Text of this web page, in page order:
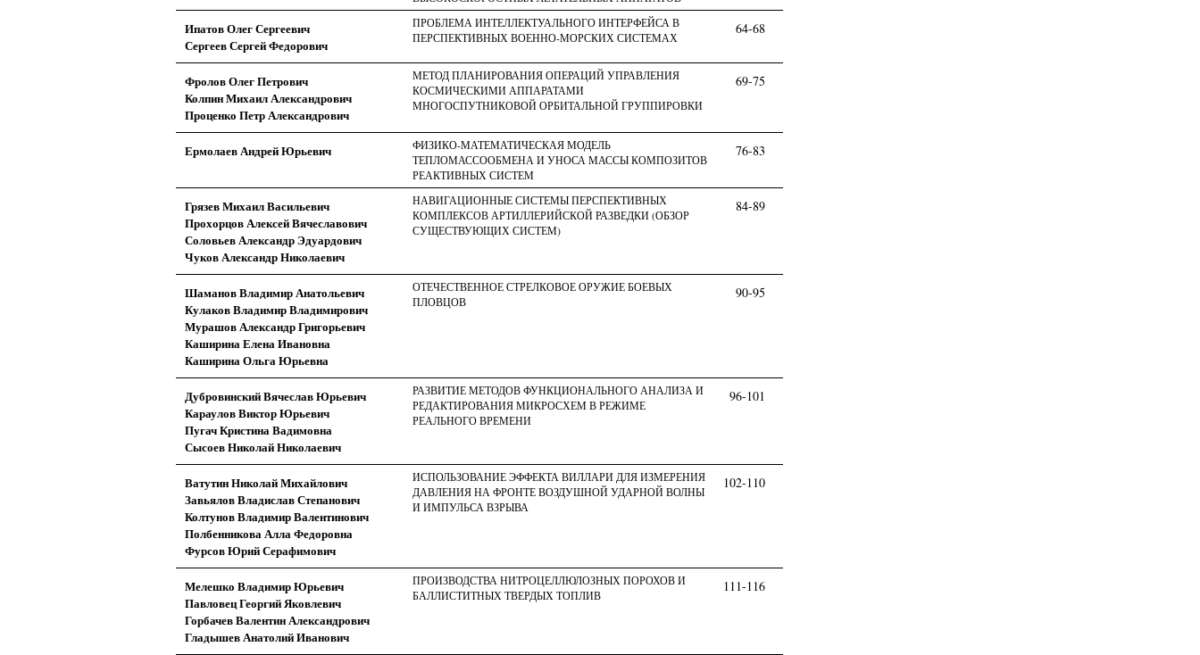
Ипатов Олег Сергеевич
Сергеев Сергей Федорович
ПРОБЛЕМА ИНТЕЛЛЕКТУАЛЬНОГО ИНТЕРФЕЙСА В
ПЕРСПЕКТИВНЫХ ВОЕННО-МОРСКИХ СИСТЕМАХ
64-68
Фролов Олег Петрович
Колпин Михаил Александрович
Проценко Петр Александрович
МЕТОД ПЛАНИРОВАНИЯ ОПЕРАЦИЙ УПРАВЛЕНИЯ
КОСМИЧЕСКИМИ АППАРАТАМИ
МНОГОСПУТНИКОВОЙ ОРБИТАЛЬНОЙ ГРУППИРОВКИ
69-75
Ермолаев Андрей Юрьевич
ФИЗИКО-МАТЕМАТИЧЕСКАЯ МОДЕЛЬ
ТЕПЛОМАССООБМЕНА И УНОСА МАССЫ КОМПОЗИТОВ
РЕАКТИВНЫХ СИСТЕМ
76-83
Грязев Михаил Васильевич
Прохорцов Алексей Вячеславович
Соловьев Александр Эдуардович
Чуков Александр Николаевич
НАВИГАЦИОННЫЕ СИСТЕМЫ ПЕРСПЕКТИВНЫХ
КОМПЛЕКСОВ АРТИЛЛЕРИЙСКОЙ РАЗВЕДКИ (ОБЗОР
СУЩЕСТВУЮЩИХ СИСТЕМ)
84-89
Шаманов Владимир Анатольевич
Кулаков Владимир Владимирович
Мурашов Александр Григорьевич
Каширина Елена Ивановна
Каширина Ольга Юрьевна
ОТЕЧЕСТВЕННОЕ СТРЕЛКОВОЕ ОРУЖИЕ БОЕВЫХ
ПЛОВЦОВ
90-95
Дубровинский Вячеслав Юрьевич
Караулов Виктор Юрьевич
Пугач Кристина Вадимовна
Сысоев Николай Николаевич
РАЗВИТИЕ МЕТОДОВ ФУНКЦИОНАЛЬНОГО АНАЛИЗА И
РЕДАКТИРОВАНИЯ МИКРОСХЕМ В РЕЖИМЕ
РЕАЛЬНОГО ВРЕМЕНИ
96-101
Ватутин Николай Михайлович
Завьялов Владислав Степанович
Колтунов Владимир Валентинович
Полбенникова Алла Федоровна
Фурсов Юрий Серафимович
ИСПОЛЬЗОВАНИЕ ЭФФЕКТА ВИЛЛАРИ ДЛЯ ИЗМЕРЕНИЯ
ДАВЛЕНИЯ НА ФРОНТЕ ВОЗДУШНОЙ УДАРНОЙ ВОЛНЫ
И ИМПУЛЬСА ВЗРЫВА
102-110
Мелешко Владимир Юрьевич
Павловец Георгий Яковлевич
Горбачев Валентин Александрович
Гладышев Анатолий Иванович
ПРОИЗВОДСТВА НИТРОЦЕЛЛЮЛОЗНЫХ ПОРОХОВ И
БАЛЛИСТИТНЫХ ТВЕРДЫХ ТОПЛИВ
111-116